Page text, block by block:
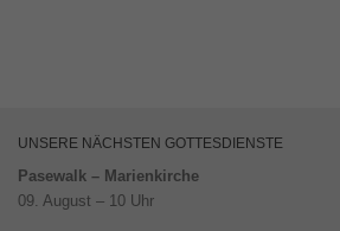
UNSERE NÄCHSTEN GOTTESDIENSTE
Pasewalk – Marienkirche
09. August – 10 Uhr